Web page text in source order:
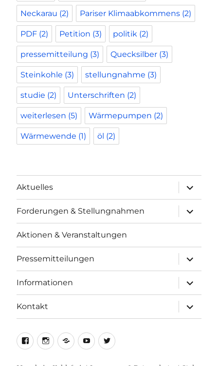
Neckarau (2) Pariser Klimaabkommens (2)
PDF (2) Petition (3) politik (2)
pressemitteilung (3) Quecksilber (3)
Steinkohle (3) stellungnahme (3)
studie (2) Unterschriften (2)
weiterlesen (5) Wärmepumpen (2)
Wärmewende (1) öl (2)
Aktuelles
anzeigen
Forderungen & Stellungnahmen
anzeigen
Aktionen & Veranstaltungen
Pressemitteilungen
anzeigen
Informationen
anzeigen
Kontakt
anzeigen
facebookinstagram
telegram
youtubetwitter